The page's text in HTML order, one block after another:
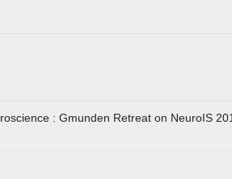
: Gmunden Retreat on NeuroIS